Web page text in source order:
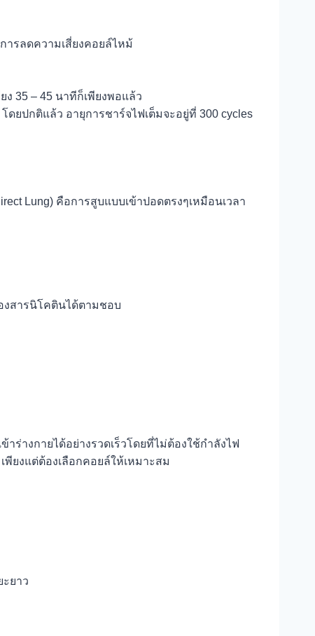
ารลดความเสี่ยงคอยล์ไหม้
35 – 45 นาทีก็เพียงพอแล้ว
ยปกติแล้ว อายุการชาร์จไฟเต็มจะอยู่ที่ 300 cycles
Lung) คือการสูบแบบเข้าปอดตรงๆเหมือนเวลา
งสารนิโคตินได้ตามชอบ
ร่างกายได้อย่างรวดเร็วโดยที่ไม่ต้องใช้กำลังไฟ
พียงแต่ต้องเลือกคอยล์ให้เหมาะสม
ยาว